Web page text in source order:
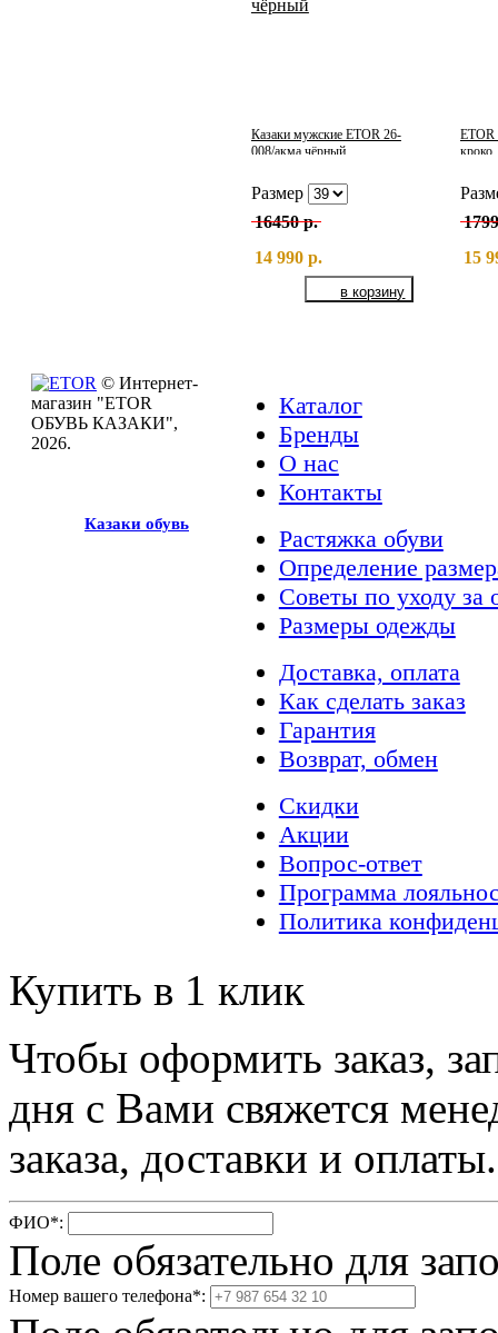
Казаки мужские ETOR 26-
008/акма чёрный
Размер
16450 р.
14 990 р.
ETOR
кроко
15
© Интернет-
магазин "ETOR
ОБУВЬ КАЗАКИ",
2026.
Казаки обувь
Каталог
Бренды
О нас
Контакты
Растяжка обуви
Определение
Советы по уходу за
Размеры одежды
Доставка, оплата
Как сделать заказ
Гарантия
Возврат, обмен
Скидки
Акции
Вопрос-ответ
Программа
Политика
Купить в 1 клик
Чтобы оформить заказ,
дня с Вами свяжется
заказа, доставки и оплаты.
ФИО*:
Поле обязательно для
Номер вашего телефона*: